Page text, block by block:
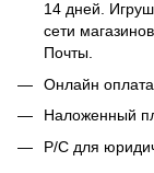
14 дней.
сети
Почты.
Онлайн
Наложенный
Р/С для